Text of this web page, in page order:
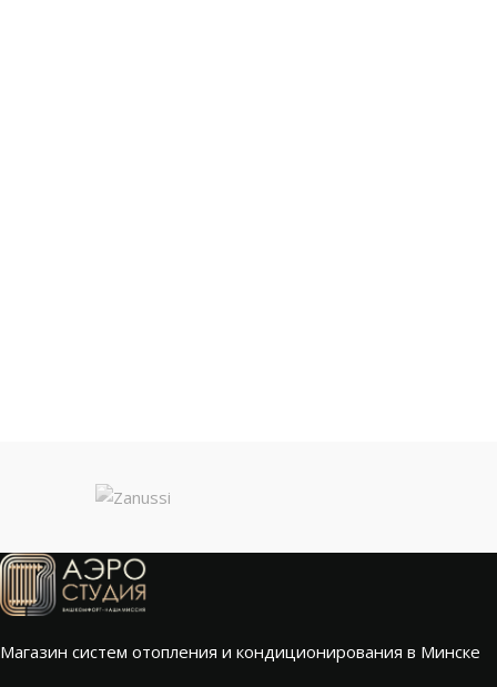
Магазин систем отопления и кондиционирования в Минске